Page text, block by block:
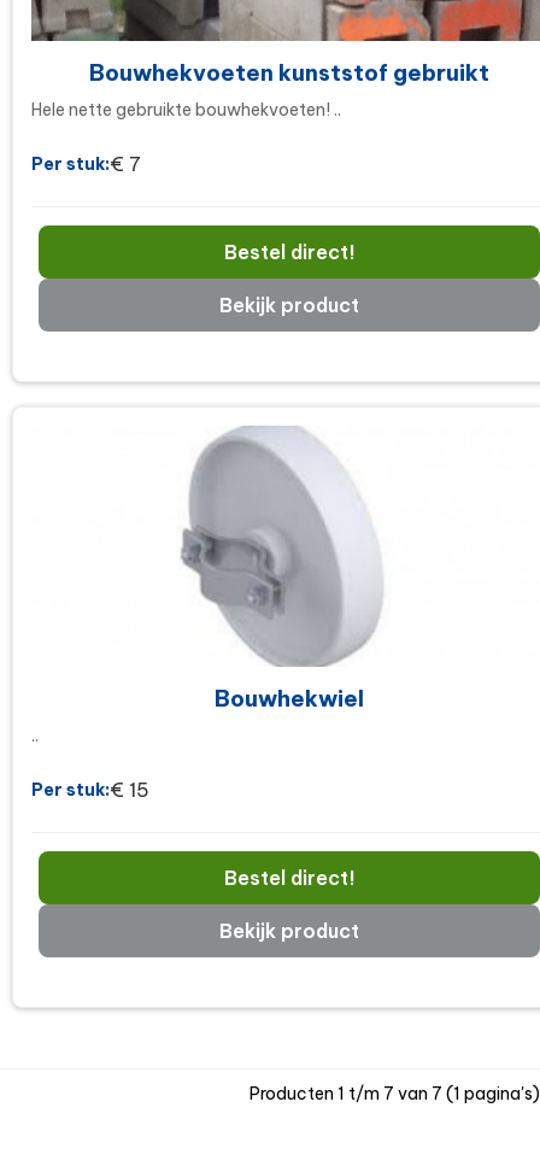
Bouwhekvoeten kunststof gebruikt
Hele nette gebruikte bouwhekvoeten! ..
Per stuk:€ 7
Bestel direct!
Bekijk product
Bouwhekwiel
..
Per stuk:€ 15
Bestel direct!
Bekijk product
Producten 1 t/m 7 van 7 (1 pagina's)